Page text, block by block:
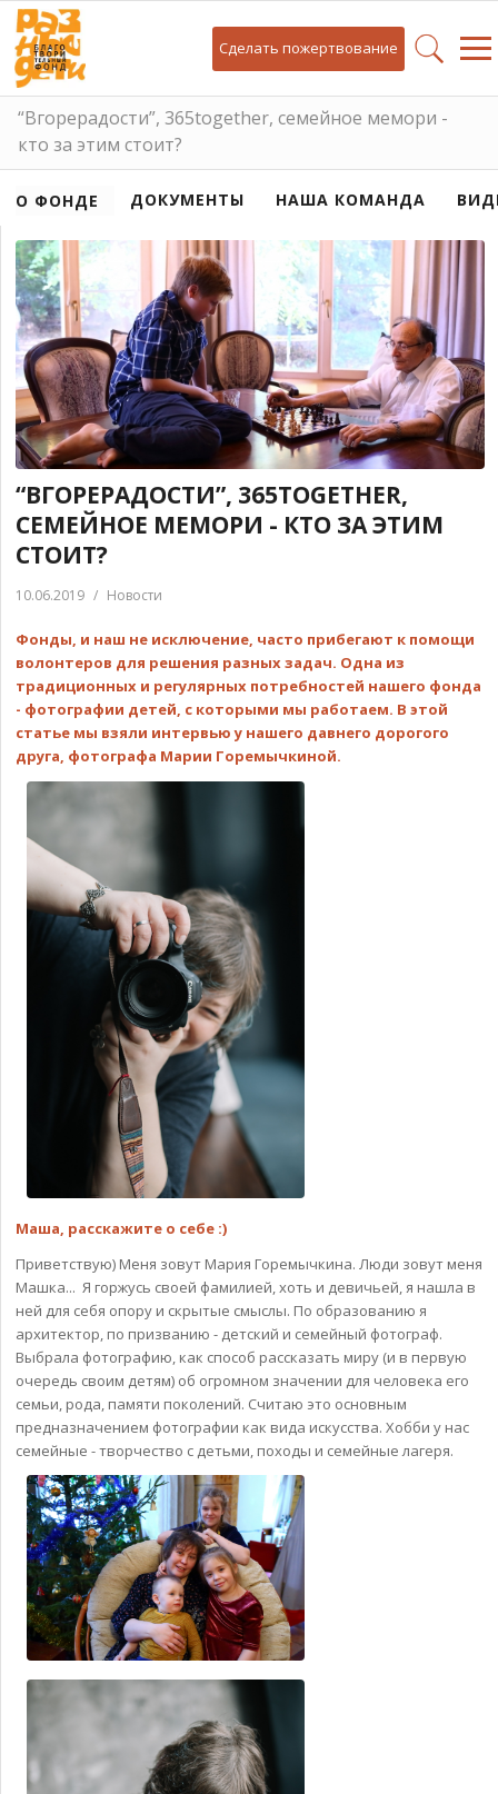
Сделать пожертвование
“Вгорерадости”, 365together, семейное мемори -
кто за этим стоит?
О ФОНДЕ ДОКУМЕНТЫ НАША КОМАНДА
“ВГОРЕРАДОСТИ”, 365TOGETHER,
СЕМЕЙНОЕ МЕМОРИ - КТО ЗА ЭТИМ
СТОИТ?
10.06.2019 / Новости
Фонды, и наш не исключение, часто прибегают к помощи
волонтеров для решения разных задач. Одна из
традиционных и регулярных потребностей нашего фонда
- фотографии детей, с которыми мы работаем. В этой
статье мы взяли интервью у нашего давнего дорогого
друга, фотографа Марии Горемычкиной.
Маша, расскажите о себе :)
Приветствую) Меня зовут Мария Горемычкина. Люди зовут меня
Машка... Я горжусь своей фамилией, хоть и девичьей, я нашла в
ней для себя опору и скрытые смыслы. По образованию я
архитектор, по призванию - детский и семейный фотограф.
Выбрала фотографию, как способ рассказать миру (и в первую
очередь своим детям) об огромном значении для человека его
семьи, рода, памяти поколений. Считаю это основным
предназначением фотографии как вида искусства. Хобби у нас
семейные - творчество с детьми, походы и семейные лагеря.